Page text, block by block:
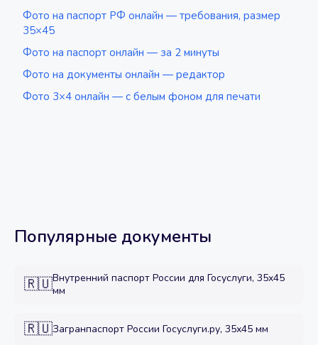
Фото на паспорт РФ онлайн — требования, размер
35×45
Фото на паспорт онлайн — за 2 минуты
Фото на документы онлайн — редактор
Фото 3×4 онлайн — с белым фоном для печати
Популярные документы
🇷🇺Внутренний паспорт России для Госуслуги, 35x45
мм
🇷🇺Загранпаспорт России Госуслуги.ру, 35х45 мм